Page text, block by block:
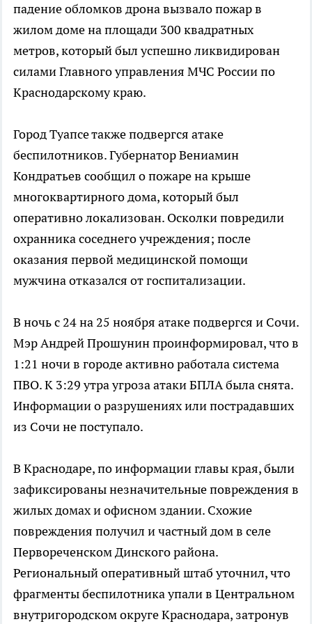
падение обломков дрона вызвало пожар в
жилом доме на площади 300 квадратных
метров, который был успешно ликвидирован
силами Главного управления МЧС России по
Краснодарскому краю.
Город Туапсе также подвергся атаке
беспилотников. Губернатор Вениамин
Кондратьев сообщил о пожаре на крыше
многоквартирного дома, который был
оперативно локализован. Осколки повредили
охранника соседнего учреждения; после
оказания первой медицинской помощи
мужчина отказался от госпитализации.
В ночь с 24 на 25 ноября атаке подвергся и Сочи.
Мэр Андрей Прошунин проинформировал, что в
1:21 ночи в городе активно работала система
ПВО. К 3:29 утра угроза атаки БПЛА была снята.
Информации о разрушениях или пострадавших
из Сочи не поступало.
В Краснодаре, по информации главы края, были
зафиксированы незначительные повреждения в
жилых домах и офисном здании. Схожие
повреждения получил и частный дом в селе
Первореченском Динского района.
Региональный оперативный штаб уточнил, что
фрагменты беспилотника упали в Центральном
внутригородском округе Краснодара, затронув